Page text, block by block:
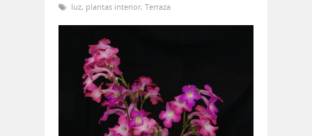
luz, plantas interior, Terraza